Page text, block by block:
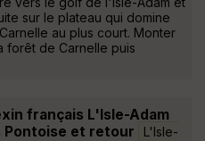
sur le plateau qui domine
au plus court. Monter
forêt de Carnelle puis
français L'Isle-Adam
Pontoise et retour
L'Isle-